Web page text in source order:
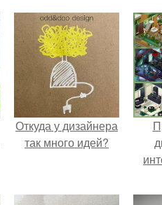
Откуда у дизайнера
так много идей?